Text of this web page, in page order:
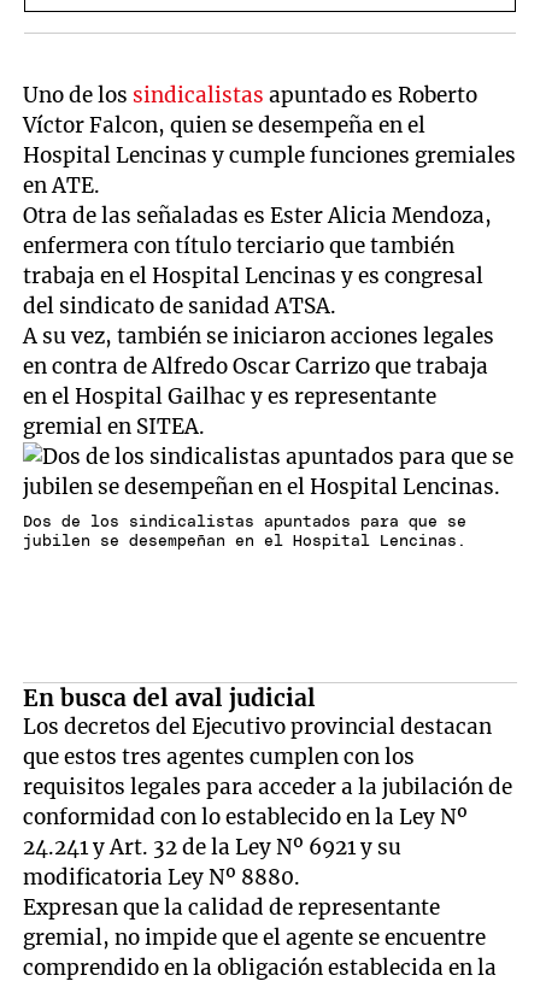
Uno de los sindicalistas apuntado es Roberto
Víctor Falcon, quien se desempeña en el
Hospital Lencinas y cumple funciones gremiales
en ATE.
Otra de las señaladas es Ester Alicia Mendoza,
enfermera con título terciario que también
trabaja en el Hospital Lencinas y es congresal
del sindicato de sanidad ATSA.
A su vez, también se iniciaron acciones legales
en contra de Alfredo Oscar Carrizo que trabaja
en el Hospital Gailhac y es representante
gremial en SITEA.
Dos de los sindicalistas apuntados para que se
jubilen se desempeñan en el Hospital Lencinas.
En busca del aval judicial
Los decretos del Ejecutivo provincial destacan
que estos tres agentes cumplen con los
requisitos legales para acceder a la jubilación de
conformidad con lo establecido en la Ley Nº
24.241 y Art. 32 de la Ley Nº 6921 y su
modificatoria Ley Nº 8880.
Expresan que la calidad de representante
gremial, no impide que el agente se encuentre
comprendido en la obligación establecida en la